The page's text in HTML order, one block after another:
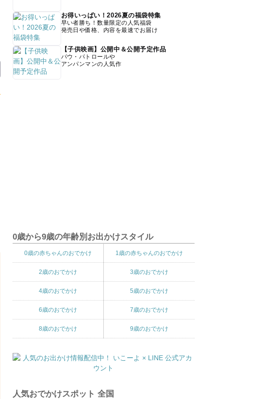
お得いっぱい！2026夏の福袋特集
早い者勝ち！数量限定の人気福袋
発売日や価格、内容を最速でお届け
【子供映画】公開中＆公開予定作品
パウ・パトロールや
アンパンマンの人気作
0歳から9歳の年齢別お出かけスタイル
0歳の赤ちゃんのおでかけ 1歳の赤ちゃんのおでかけ
2歳のおでかけ 3歳のおでかけ
4歳のおでかけ 5歳のおでかけ
6歳のおでかけ 7歳のおでかけ
8歳のおでかけ 9歳のおでかけ
人気おでかけスポット 全国